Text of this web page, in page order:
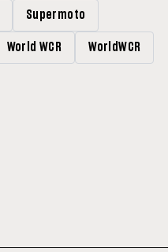
Supermoto
World WCR WorldWCR